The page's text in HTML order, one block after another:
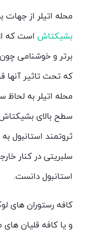
محله اتیلر از
بشیکتاش است که
برتر و خوشنامی چون
که تحت تاثیر آنها
محله اتیلر به
سطح بالای
ثروتمند استانبول
سلبریتی در کنار
استانبول دانست.
کافه رستوران های
و یا کافه قلیان